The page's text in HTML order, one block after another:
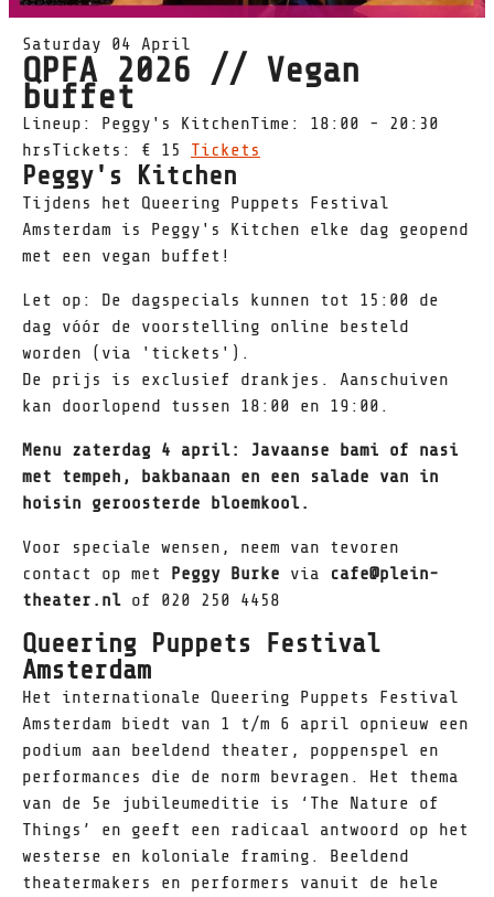
Saturday 04 April
QPFA 2026 // Vegan
buffet
Lineup: Peggy's KitchenTime: 18:00 - 20:30
hrsTickets: € 15 Tickets
Peggy's Kitchen
Tijdens het Queering Puppets Festival
Amsterdam is Peggy's Kitchen elke dag geopend
met een vegan buffet!
Let op: De dagspecials kunnen tot 15:00 de
dag vóór de voorstelling online besteld
worden (via 'tickets').
De prijs is exclusief drankjes. Aanschuiven
kan doorlopend tussen 18:00 en 19:00.
Menu zaterdag 4 april: Javaanse bami of nasi
met tempeh, bakbanaan en een salade van in
hoisin geroosterde bloemkool.
Voor speciale wensen, neem van tevoren
contact op met Peggy Burke via
cafe@plein-
theater.nl of 020 250 4458
Queering Puppets Festival
Amsterdam
Het internationale Queering Puppets Festival
Amsterdam biedt van 1 t/m 6 april opnieuw een
podium aan beeldend theater, poppenspel en
performances die de norm bevragen. Het thema
van de 5e jubileumeditie is ‘The Nature of
Things’ en geeft een radicaal antwoord op het
westerse en koloniale framing. Beeldend
theatermakers en performers vanuit de hele